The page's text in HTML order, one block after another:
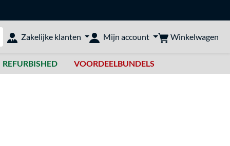
doorzoeken
Zakelijke klanten Mijn account Winkelwagen
REFURBISHED VOORDEELBUNDELS